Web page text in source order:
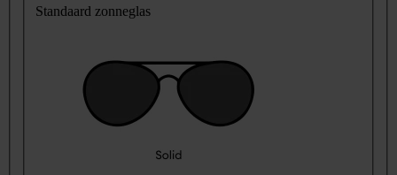
Standaard zonneglas